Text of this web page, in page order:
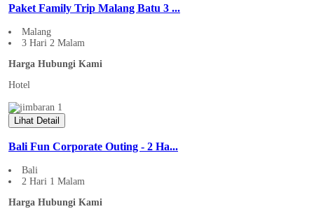
Paket Family Trip Malang Batu 3 ...
Malang
3 Hari 2 Malam
Harga Hubungi Kami
Hotel
Lihat Detail
Bali Fun Corporate Outing - 2 Ha...
Bali
2 Hari 1 Malam
Harga Hubungi Kami